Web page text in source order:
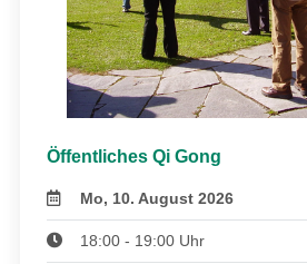
Öffentliches Qi Gong
Mo, 10. August 2026
18:00 - 19:00 Uhr